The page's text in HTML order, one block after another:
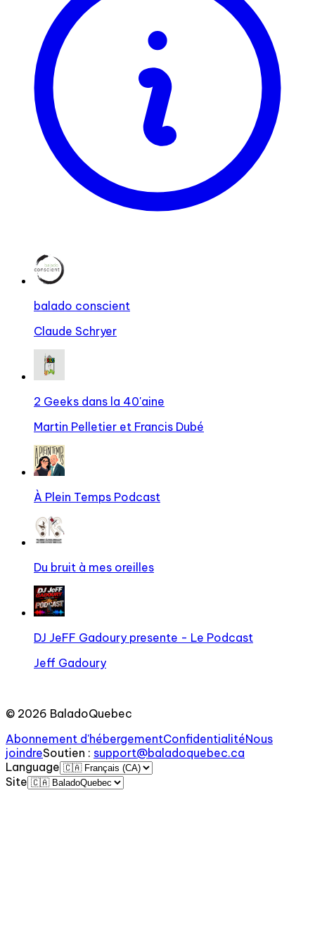
balado conscient
Claude Schryer
2 Geeks dans la 40'aine
Martin Pelletier et Francis Dubé
À Plein Temps Podcast
Du bruit à mes oreilles
DJ JeFF Gadoury presente - Le Podcast
Jeff Gadoury
© 2026 BaladoQuebec
Abonnement d'hébergementConfidentialitéNous
joindreSoutien : support@baladoquebec.ca
Language
Site